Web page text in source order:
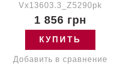
Vx13603.3_Z5290pk
1 856 грн
КУПИТЬ
Добавить в сравнение